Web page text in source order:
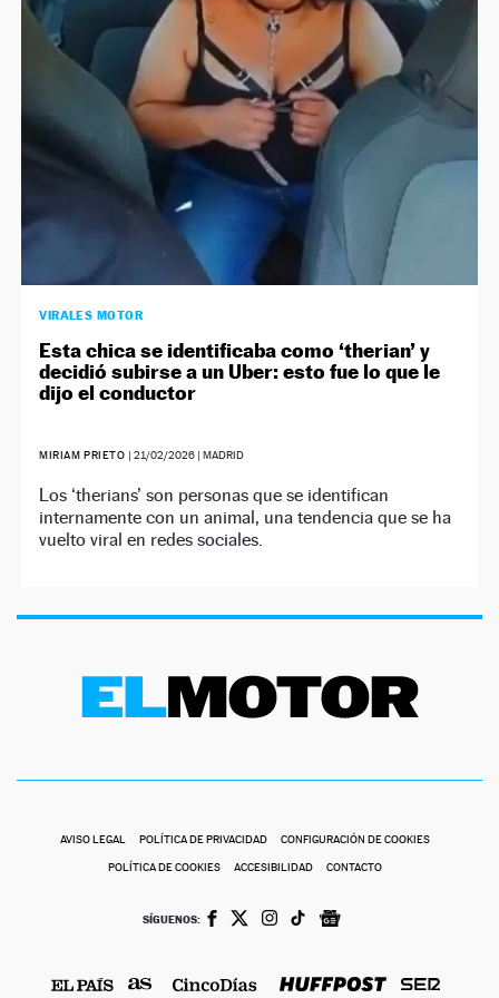
NEWSLETTER
VIRALES MOTOR
Esta chica se identificaba como ‘therian’ y
decidió subirse a un Uber: esto fue lo que le
dijo el conductor
MIRIAM PRIETO | 21/02/2026| MADRID
Los ‘therians’ son personas que se identifican
internamente con un animal, una tendencia que se ha
vuelto viral en redes sociales.
AVISO LEGAL POLÍTICA DE PRIVACIDAD CONFIGURACIÓN DE COOKIES
POLÍTICA DE COOKIES ACCESIBILIDAD CONTACTO
SÍGUENOS: